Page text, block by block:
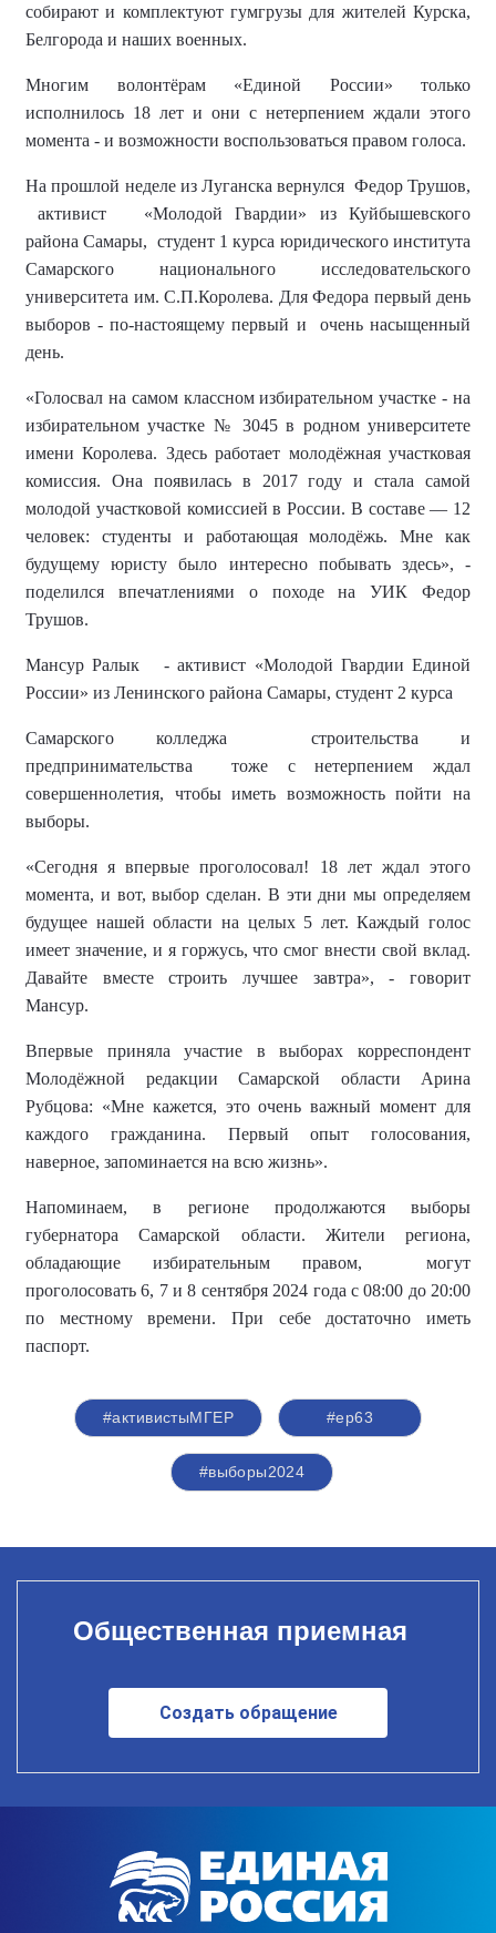
собирают и комплектуют гумгрузы для жителей Курска,
Белгорода и наших военных.
Многим волонтёрам «Единой России» только
исполнилось 18 лет и они с нетерпением ждали этого
момента - и возможности воспользоваться правом голоса.
На прошлой неделе из Луганска вернулся Федор Трушов,
активист «Молодой Гвардии» из Куйбышевского
района Самары, студент 1 курса юридического института
Самарского национального исследовательского
университета им. С.П.Королева. Для Федора первый день
выборов - по-настоящему первый и очень насыщенный
день.
«Голосвал на самом классном избирательном участке - на
избирательном участке № 3045 в родном университете
имени Королева. Здесь работает молодёжная участковая
комиссия. Она появилась в 2017 году и стала самой
молодой участковой комиссией в России. В составе — 12
человек: студенты и работающая молодёжь. Мне как
будущему юристу было интересно побывать здесь», -
поделился впечатлениями о походе на УИК Федор
Трушов.
МансурРалык - активист «Молодой Гвардии Единой
России» из Ленинского района Самары, студент 2 курса
Самарского колледжа строительства и
предпринимательства тоже с нетерпением ждал
совершеннолетия, чтобы иметь возможность пойти на
выборы.
«Сегодня я впервые проголосовал! 18 лет ждал этого
момента, и вот, выбор сделан. В эти дни мы определяем
будущее нашей области на целых 5 лет. Каждый голос
имеет значение, и я горжусь, что смог внести свой вклад.
Давайте вместе строить лучшее завтра», - говорит
Мансур.
Впервые приняла участие в выборах корреспондент
Молодёжной редакции Самарской области Арина
Рубцова: «Мне кажется, это оченьважный момент для
каждого гражданина. Первый опыт голосования,
наверное, запоминается на всю жизнь».
Напоминаем,в регионе продолжаются выборы
губернатора Самарской области. Жители региона,
обладающие избирательным правом, могут
проголосовать 6, 7 и 8 сентября 2024 года с 08:00 до 20:00
по местному времени. При себе достаточно иметь
паспорт.
#активистыМГЕР #ер63
#выборы2024
Общественная приемная
Создать обращение